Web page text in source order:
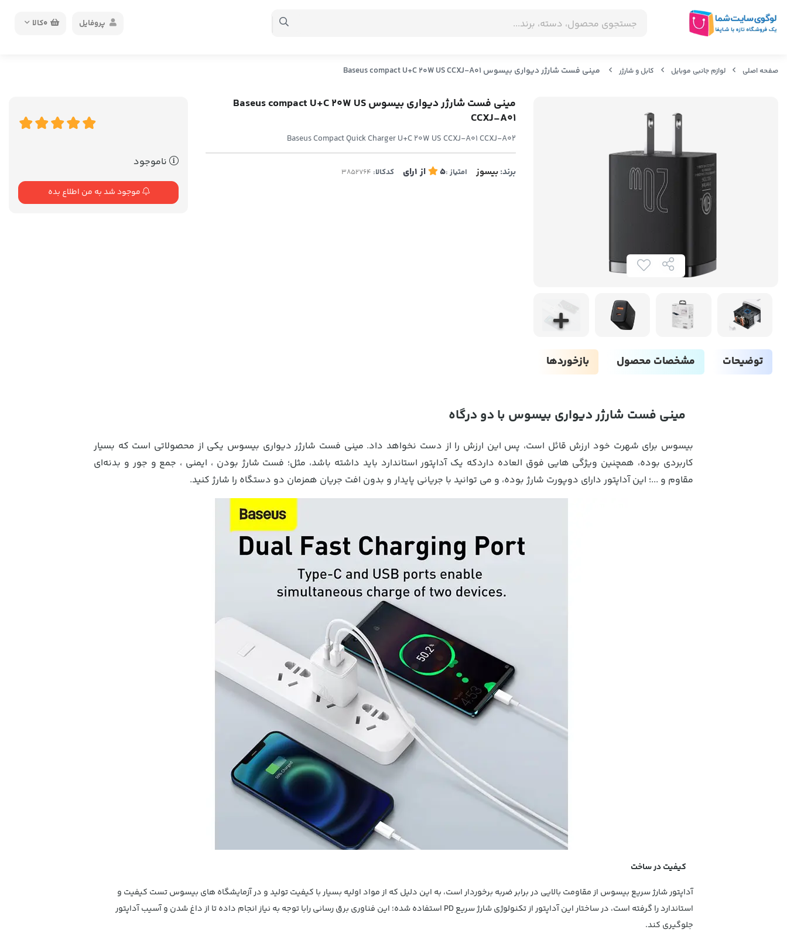
0کالا پروفایل
صفحه اصلی لوازم جانبی موبایل کابل و شارژر مینی فست شارژر دیواری بیسوس Baseus compact U+C 20W US CCXJ-A01
مینی فست شارژر دیواری بیسوس Baseus compact U+C 20W US
CCXJ-A01
Baseus Compact Quick Charger U+C 20W US CCXJ-A01 CCXJ-A02
برند:بیسوز امتیاز :5 از 1رای کدکالا:
ناموجود
موجود شد به من اطلاع بده
توضیحات مشخصات محصول بازخوردها
مینی فست شارژر دیواری بیسوس با دو درگاه
بیسوس برای شهرت خود ارزش قائل است، پس این ارزش را از دست نخواهد داد. مینی فست شارژر دیواری بیسوس یکی از محصولاتی است که بسیار
کاربردی بوده، همچنین ویژگی هایی فوق العاده داردکه یک آداپتور استاندارد باید داشته باشد، مثل؛ فست شارژ بودن ، ایمنی ، جمع و جور و بدنه‌ای
مقاوم و ...؛ این آداپتور دارای دوپورت شارژ بوده، و می توانید با جریانی پایدار و بدون افت جریان همزمان دو دستگاه را شارژ کنید.
کیفیت در ساخت
آداپتور شارژ سریع بیسوس از مقاومت بالایی در برابر ضربه برخوردار است، به این دلیل که از مواد اولیه بسیار با کیفیت تولید و در آزمایشگاه های بیسوس تست کیفیت و
استاندارد را گرفته است، در ساختار این آداپتور از تکنولوژی شارژ سریع PD استفاده شده؛ این فناوری برق رسانی رابا توجه به نیاز انجام داده تا از داغ شدن و آسیب آداپتور
جلوگیری کند.